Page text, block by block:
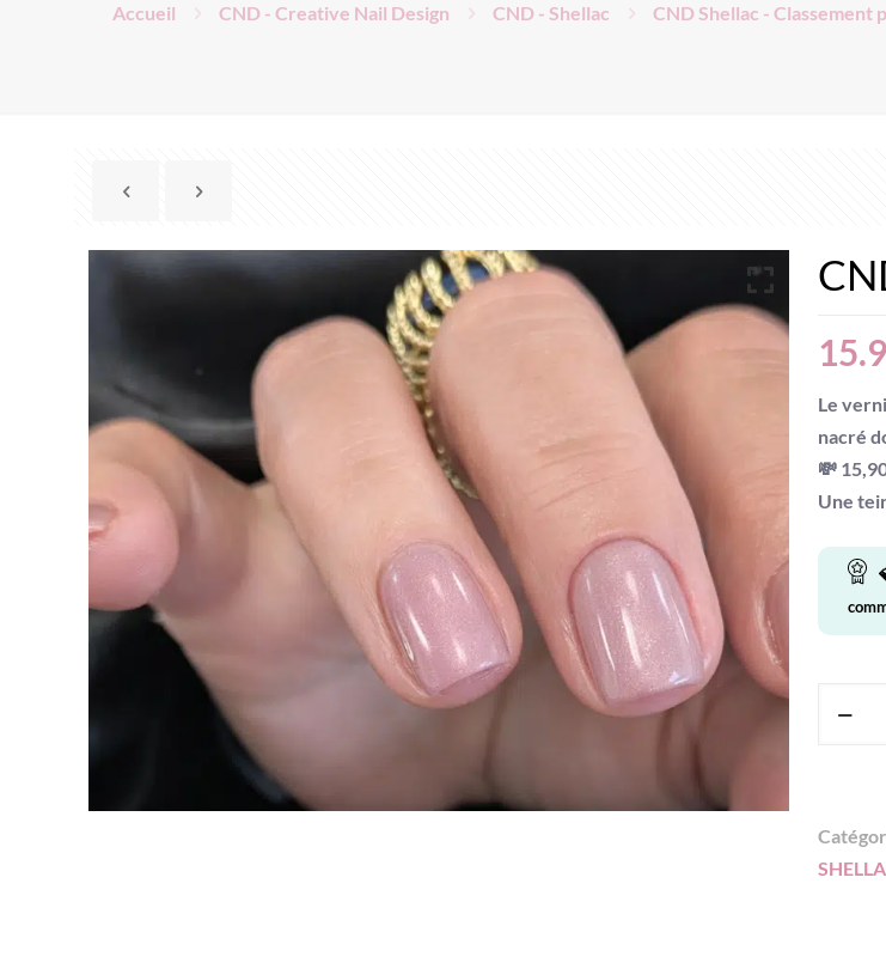
Accueil CND - Creative Nail Design CND - Shellac CND Shellac - Classement
Le
nacré
💸
Une
-